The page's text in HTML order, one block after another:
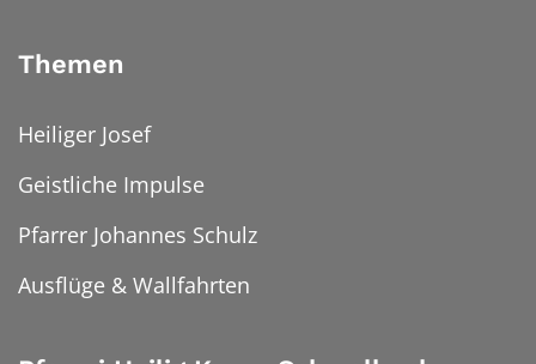
Themen
Heiliger Josef
Geistliche Impulse
Pfarrer Johannes Schulz
Ausflüge & Wallfahrten